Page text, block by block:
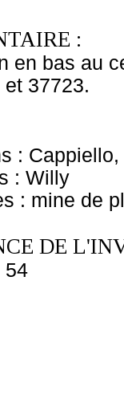
:
en bas au
et 37723.
:
: Willy
: mine de
DE
54